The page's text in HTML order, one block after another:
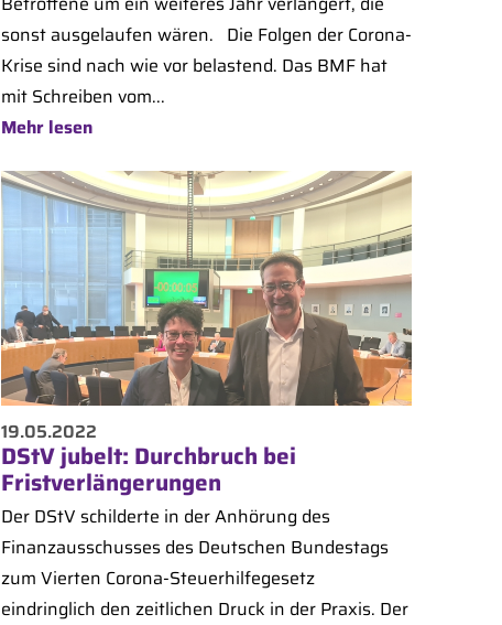
sonst ausgelaufen wären. Die Folgen der Corona-
Krise sind nach wie vor belastend. Das BMF hat
mit Schreiben vom...
Mehr lesen
19.05.2022
DStV jubelt: Durchbruch bei
Fristverlängerungen
Der DStV schilderte in der Anhörung des
Finanzausschusses des Deutschen Bundestags
zum Vierten Corona-Steuerhilfegesetz
eindringlich den zeitlichen Druck in der Praxis. Der